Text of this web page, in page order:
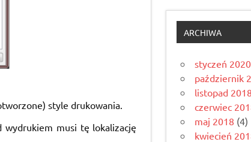
style drukowania.
musi tę lokalizację
ARCHIWA
styczeń 2020
październik
listopad 2018
czerwiec
maj 2018 (4)
kwiecień